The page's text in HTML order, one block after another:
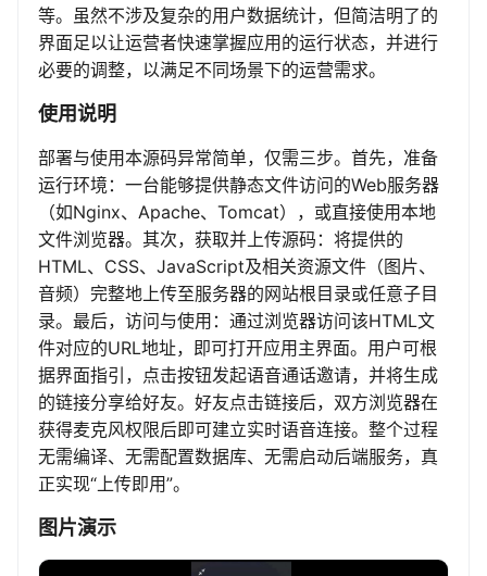
等。虽然不涉及复杂的用户数据统计，但简洁明了的
界面足以让运营者快速掌握应用的运行状态，并进行
必要的调整，以满足不同场景下的运营需求。
使用说明
部署与使用本源码异常简单，仅需三步。首先，准备
运行环境：一台能够提供静态文件访问的Web服务器
（如Nginx、Apache、Tomcat），或直接使用本地
文件浏览器。其次，获取并上传源码：将提供的
HTML、CSS、JavaScript及相关资源文件（图片、
音频）完整地上传至服务器的网站根目录或任意子目
录。最后，访问与使用：通过浏览器访问该HTML文
件对应的URL地址，即可打开应用主界面。用户可根
据界面指引，点击按钮发起语音通话邀请，并将生成
的链接分享给好友。好友点击链接后，双方浏览器在
获得麦克风权限后即可建立实时语音连接。整个过程
无需编译、无需配置数据库、无需启动后端服务，真
正实现“上传即用”。
图片演示